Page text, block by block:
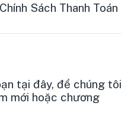
Chính Sách Thanh Toán
tại đây, để chúng tôi
mới hoặc chương